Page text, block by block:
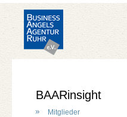
BAARinsight
Mitglieder